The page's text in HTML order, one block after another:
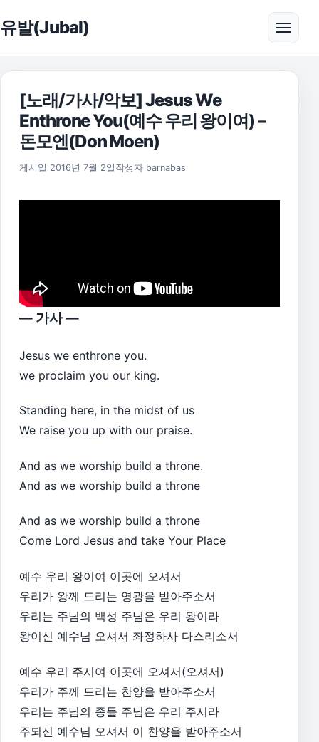
유발(Jubal) 메뉴
[노래/가사/악보] Jesus We
Enthrone You(예수 우리 왕이여) –
돈모엔(Don Moen)
게시일 2016년 7월 2일 2025년 11월 18일
작성자 barnabas
— 가사 —
Jesus we enthrone you.
we proclaim you our king.
Standing here, in the midst of us
We raise you up with our praise.
And as we worship build a throne.
And as we worship build a throne
And as we worship build a throne
Come Lord Jesus and take Your Place
예수 우리 왕이여 이곳에 오셔서
우리가 왕께 드리는 영광을 받아주소서
우리는 주님의 백성 주님은 우리 왕이라
왕이신 예수님 오셔서 좌정하사 다스리소서
예수 우리 주시여 이곳에 오셔서(오셔서)
우리가 주께 드리는 찬양을 받아주소서
우리는 주님의 종들 주님은 우리 주시라
주되신 예수님 오셔서 이 찬양을 받아주소서